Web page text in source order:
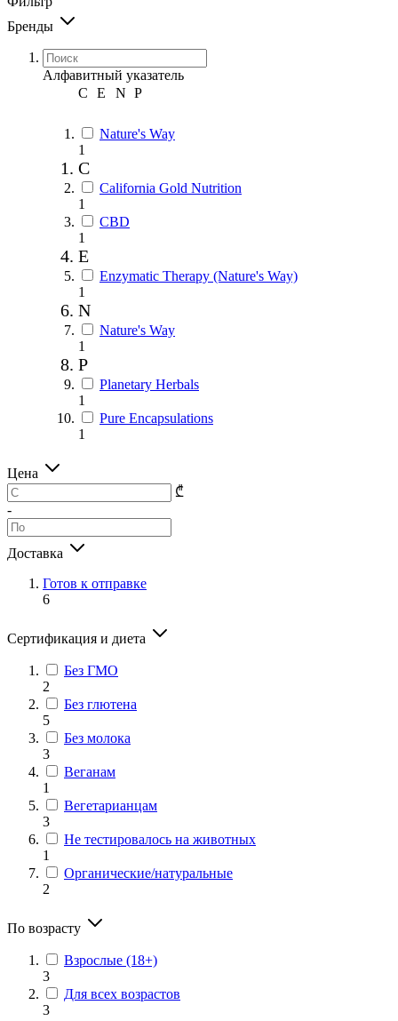
Бренды
Алфавитный указатель
C
E N P
Nature's Way
1
C
California Gold Nutrition
1
CBD
1
E
Enzymatic Therapy (Nature's Way)
1
N
Nature's Way
1
P
Planetary Herbals
1
Pure Encapsulations
1
Цена
₾
-
Доставка
Готов к отправке
6
Сертификация и диета
Без ГМО
2
Без глютена
5
Без молока
3
Веганам
1
Вегетарианцам
3
Не тестировалось на животных
1
Органические/натуральные
2
По возрасту
Взрослые (18+)
3
Для всех возрастов
3